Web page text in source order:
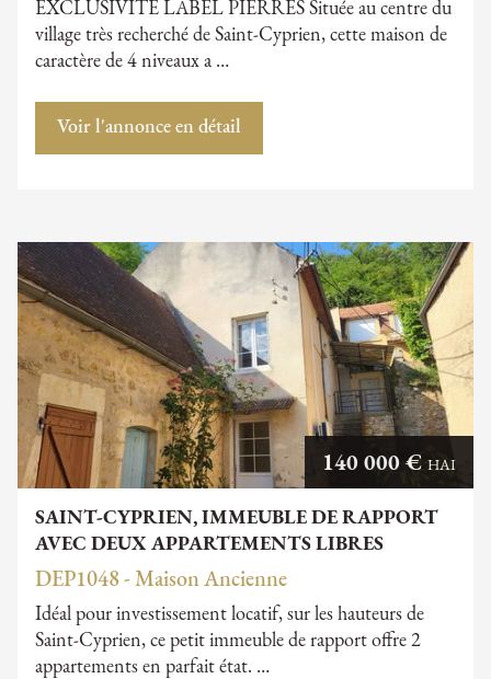
EXCLUSIVITÉ LABEL PIERRES Située au centre du
village très recherché de Saint-Cyprien, cette maison de
caractère de 4 niveaux a …
Voir l'annonce en détail
SAINT-CYPRIEN, IMMEUBLE DE RAPPORT
AVEC DEUX APPARTEMENTS LIBRES
140 000 € HAI
DEP1048 - Maison Ancienne
Idéal pour investissement locatif, sur les hauteurs de
Saint-Cyprien, ce petit immeuble de rapport offre 2
appartements en parfait état. …